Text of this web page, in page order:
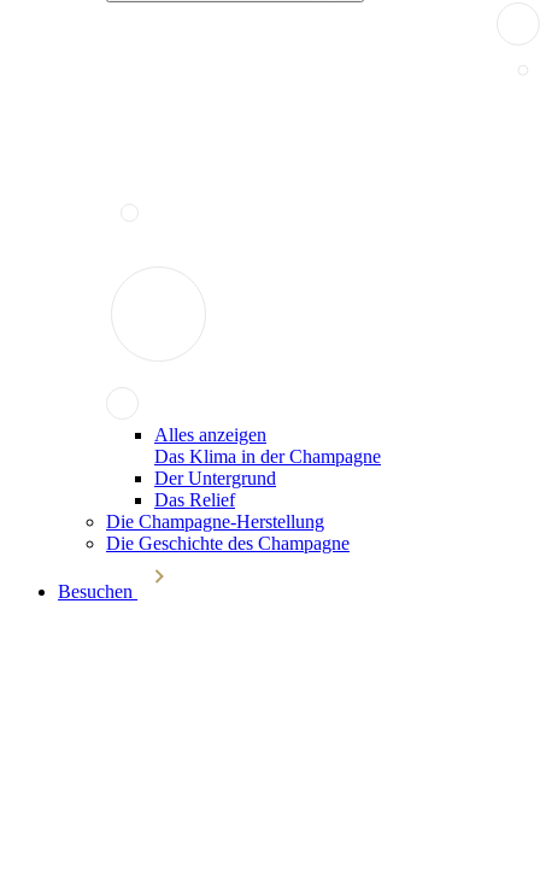
Alles anzeigen
Das Klima in der Champagne
Der Untergrund
Das Relief
Die Champagne-Herstellung
Die Geschichte des Champagne
Besuchen